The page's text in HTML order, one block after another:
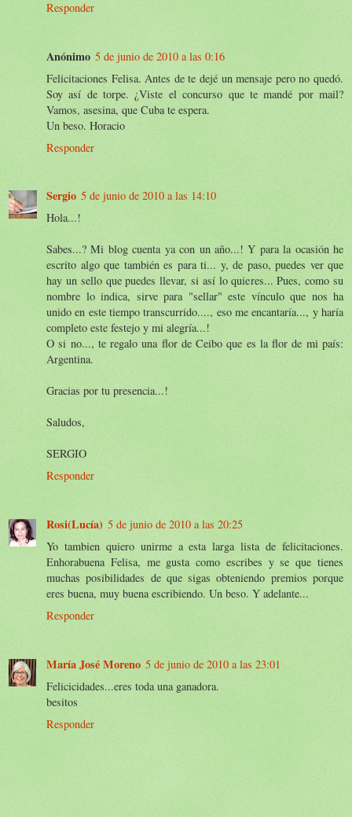
Responder
Anónimo 5 de junio de 2010 a las 0:16
Felicitaciones Felisa. Antes de te dejé un mensaje pero no quedó.
Soy así de torpe. ¿Viste el concurso que te mandé por mail?
Vamos, asesina, que Cuba te espera.
Un beso. Horacio
Responder
Sergio 5 de junio de 2010 a las 14:10
Hola...!
Sabes...? Mi blog cuenta ya con un año...! Y para la ocasión he
escrito algo que también es para ti... y, de paso, puedes ver que
hay un sello que puedes llevar, si así lo quieres... Pues, como su
nombre lo indica, sirve para "sellar" este vínculo que nos ha
unido en este tiempo transcurrido...., eso me encantaría..., y haría
completo este festejo y mi alegría...!
O si no..., te regalo una flor de Ceibo que es la flor de mi país:
Argentina.
Gracias por tu presencia...!
Saludos,
SERGIO
Responder
Rosi(Lucía) 5 de junio de 2010 a las 20:25
Yo tambien quiero unirme a esta larga lista de felicitaciones.
Enhorabuena Felisa, me gusta como escribes y se que tienes
muchas posibilidades de que sigas obteniendo premios porque
eres buena, muy buena escribiendo. Un beso. Y adelante...
Responder
María José Moreno 5 de junio de 2010 a las 23:01
Felicicidades...eres toda una ganadora.
besitos
Responder